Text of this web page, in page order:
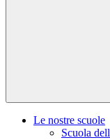
Le nostre scuole
Scuola